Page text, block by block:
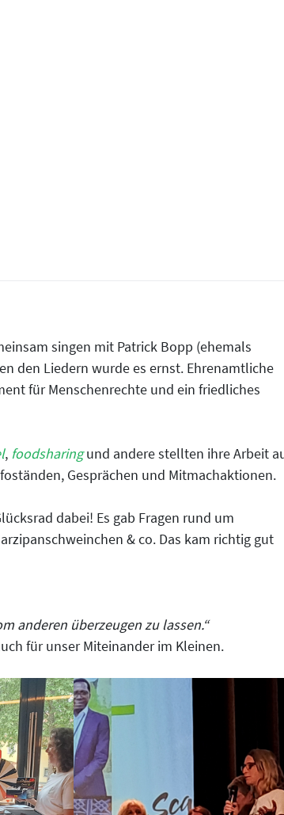
singen mit Patrick Bopp (ehemals
den Liedern wurde es ernst. Ehrenamtliche
für Menschenrechte und ein friedliches
, foodsharingund andere stellten ihre Arbeit
Gesprächen und Mitmachaktionen.
dabei! Es gab Fragen rund um
& co. Das kam richtig gut
anderen überzeugen zu lassen.“
für unser Miteinander im Kleinen.